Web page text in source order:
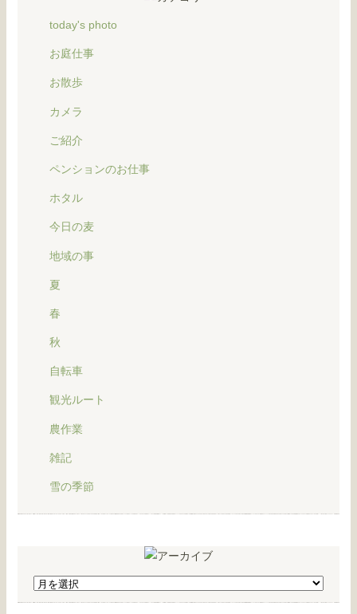
today's photo
お庭仕事
お散歩
カメラ
ご紹介
ペンションのお仕事
ホタル
今日の麦
地域の事
夏
春
秋
自転車
観光ルート
農作業
雑記
雪の季節